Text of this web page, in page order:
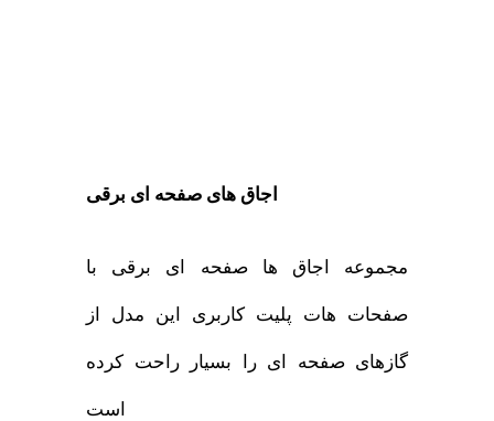
اجاق های صفحه ای برقی
مجموعه اجاق ها صفحه ای برقی با
صفحات هات پلیت کاربری این مدل از
گازهای صفحه ای را بسیار راحت کرده
است